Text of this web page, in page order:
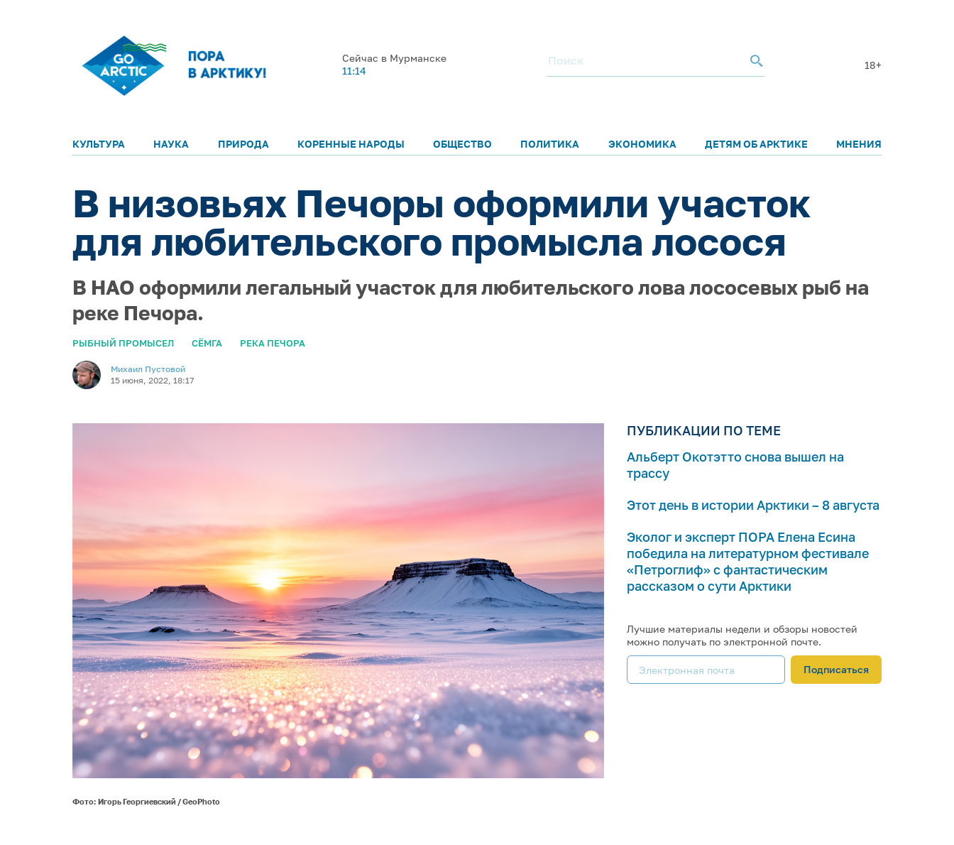
Сейчас в Мурманске
11:14
18+
КУЛЬТУРА НАУКА ПРИРОДА КОРЕННЫЕ НАРОДЫ ОБЩЕСТВО ПОЛИТИКА ЭКОНОМИКА ДЕТЯМ ОБ АРКТИКЕ МНЕНИЯ
В низовьях Печоры оформили участок
для любительского промысла лосося
В НАО оформили легальный участок для любительского лова лососевых рыб на
реке Печора.
РЫБНЫЙ ПРОМЫСЕЛ СЁМГА РЕКА ПЕЧОРА
Михаил Пустовой
15 июня, 2022, 18:17
Фото: Игорь Георгиевский / GeoPhoto
ПУБЛИКАЦИИ ПО ТЕМЕ
Альберт Окотэтто снова вышел на
трассу
Этот день в истории Арктики – 8 августа
Эколог и эксперт ПОРА Елена Есина
победила на литературном фестивале
«Петроглиф» с фантастическим
рассказом о сути Арктики
Лучшие материалы недели и обзоры новостей
можно получать по электронной почте.
Подписаться